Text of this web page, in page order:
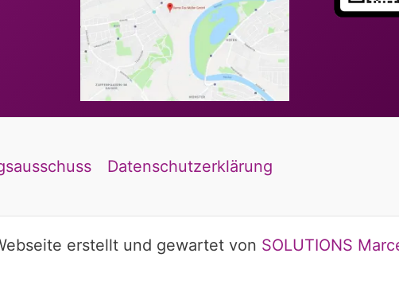
Datenschutzerklärung
erstellt und gewartet von SOLUTIONS